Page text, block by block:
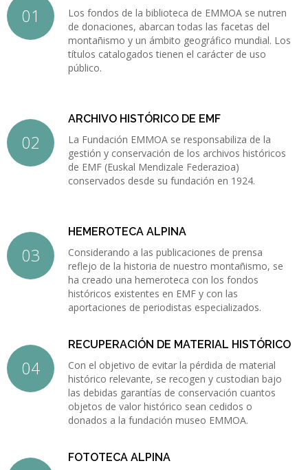
Los fondos de la biblioteca de EMMOA se nutren
de donaciones, abarcan todas las facetas del
montañismo y un ámbito geográfico mundial. Los
títulos catalogados tienen el carácter de uso
público.
ARCHIVO HISTÓRICO DE EMF
La Fundación EMMOA se responsabiliza de la
gestión y conservación de los archivos históricos
de EMF (Euskal Mendizale Federazioa)
conservados desde su fundación en 1924.
HEMEROTECA ALPINA
Considerando a las publicaciones de prensa
reflejo de la historia de nuestro montañismo, se
ha creado una hemeroteca con los fondos
históricos existentes en EMF y con las
aportaciones de periodistas especializados.
RECUPERACIÓN DE MATERIAL HISTÓRICO
Con el objetivo de evitar la pérdida de material
histórico relevante, se recogen y custodian bajo
las debidas garantías de conservación cuantos
objetos de valor histórico sean cedidos o
donados a la fundación museo EMMOA.
FOTOTECA ALPINA